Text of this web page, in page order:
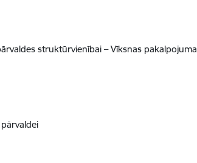
struktūrvienībai – Vīksnas pakalpojuma